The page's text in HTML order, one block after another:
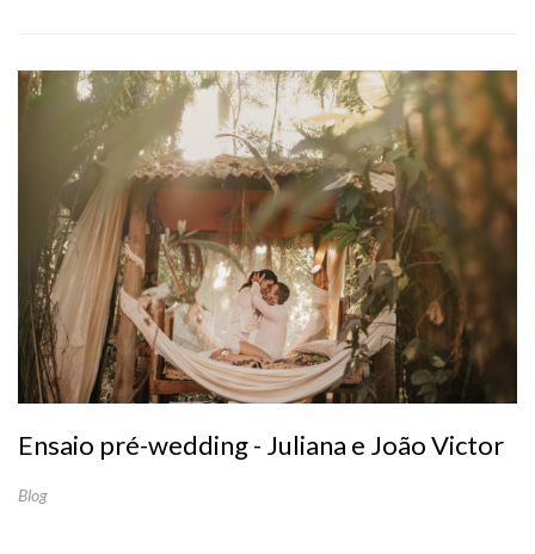
Ensaio pré-wedding - Juliana e João Victor
Blog